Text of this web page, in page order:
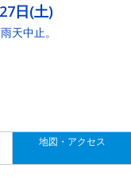
日(土)
天中止。
地図・アクセス